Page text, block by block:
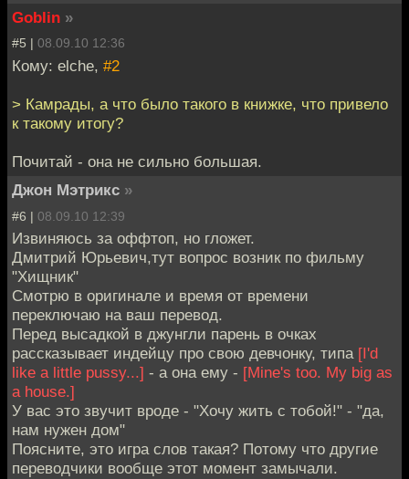
Goblin »
#5 | 08.09.10 12:36
Кому: elche, #2
> Камрады, а что было такого в книжке, что привело
к такому итогу?
Почитай - она не сильно большая.
Джон Мэтрикс »
#6 | 08.09.10 12:39
Извиняюсь за оффтоп, но гложет.
Дмитрий Юрьевич,тут вопрос возник по фильму
"Хищник"
Смотрю в оригинале и время от времени
переключаю на ваш перевод.
Перед высадкой в джунгли парень в очках
рассказывает индейцу про свою девчонку, типа [I'd
like a little pussy...] - а она ему - [Mine's too. My big as
a house.]
У вас это звучит вроде - "Хочу жить с тобой!" - "да,
нам нужен дом"
Поясните, это игра слов такая? Потому что другие
переводчики вообще этот момент замычали.